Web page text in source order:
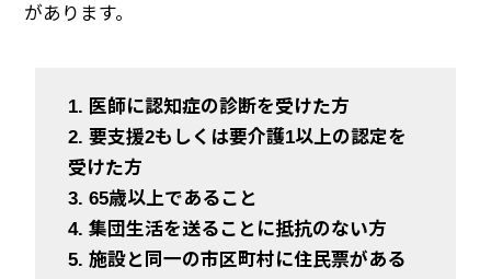
があります。
1. 医師に認知症の診断を受けた方
2. 要支援2もしくは要介護1以上の認定を
受けた方
3. 65歳以上であること
4. 集団生活を送ることに抵抗のない方
5. 施設と同一の市区町村に住民票がある